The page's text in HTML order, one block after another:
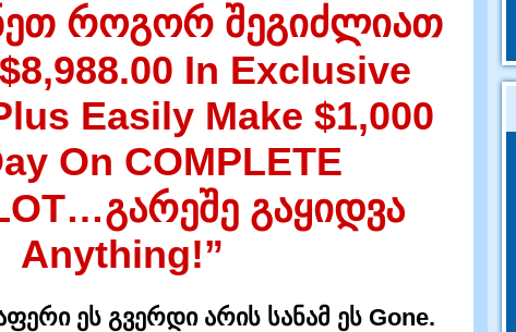
როგორ შეგიძლიათ
In Exclusive
Easily Make $1,000
On COMPLETE
…გარეშე გაყიდვა
Anything!”
ეს გვერდი არის სანამ ეს Gone.